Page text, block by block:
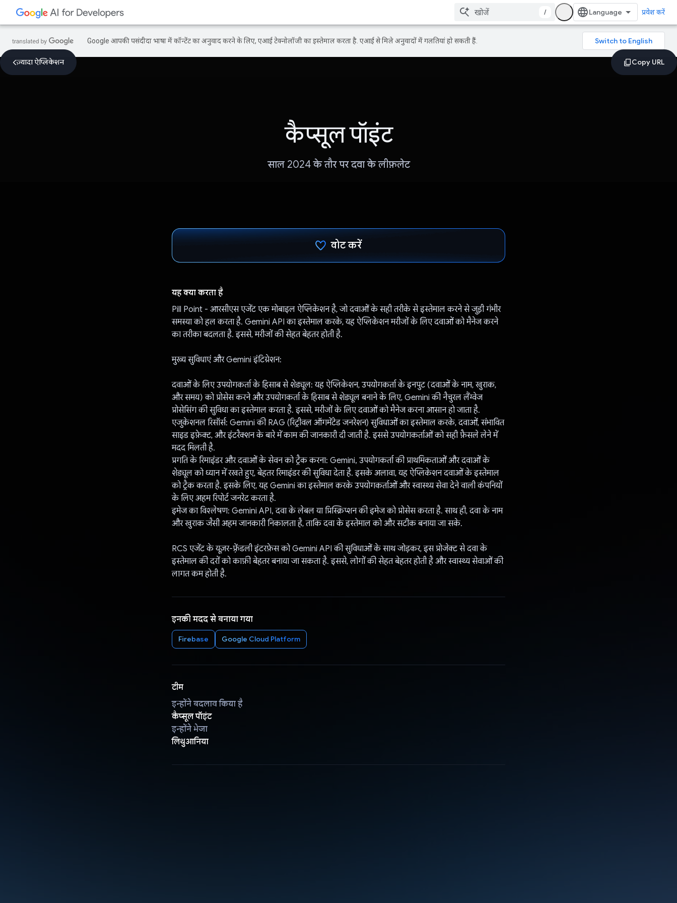
/ प्रवेश करें
Google आपकी पसंदीदा भाषा में कॉन्टेंट का अनुवाद करने के लिए, एआई टेक्नोलॉजी का इस्तेमाल करता है. एआई से मिले अनुवादों में गलतियां हो सकती हैं.
ज़्यादा ऐप्लिकेशन
कैप्सूल पॉइंट
साल 2024 के तौर पर दवा के लीफ़लेट
वोट करें
यह क्या करता है
Pill Point - आरसीएस एजेंट एक मोबाइल ऐप्लिकेशन है, जो दवाओं के सही तरीके से इस्तेमाल करने से जुड़ी गंभीर
समस्या को हल करता है. Gemini API का इस्तेमाल करके, यह ऐप्लिकेशन मरीजों के लिए दवाओं को मैनेज करने
का तरीका बदलता है. इससे, मरीजों की सेहत बेहतर होती है.
मुख्य सुविधाएं और Gemini इंटिग्रेशन:
दवाओं के लिए उपयोगकर्ता के हिसाब से शेड्यूल: यह ऐप्लिकेशन, उपयोगकर्ता के इनपुट (दवाओं के नाम, खुराक,
और समय) को प्रोसेस करने और उपयोगकर्ता के हिसाब से शेड्यूल बनाने के लिए, Gemini की नैचुरल लैंग्वेज
प्रोसेसिंग की सुविधा का इस्तेमाल करता है. इससे, मरीजों के लिए दवाओं को मैनेज करना आसान हो जाता है.
एजुकेशनल रिसॉर्स: Gemini की RAG (रिट्रीवल ऑगमेंटेड जनरेशन) सुविधाओं का इस्तेमाल करके, दवाओं, संभावित
साइड इफ़ेक्ट, और इंटरैक्शन के बारे में काम की जानकारी दी जाती है. इससे उपयोगकर्ताओं को सही फ़ैसले लेने में
मदद मिलती है.
प्रगति के रिमाइंडर और दवाओं के सेवन को ट्रैक करना: Gemini, उपयोगकर्ता की प्राथमिकताओं और दवाओं के
शेड्यूल को ध्यान में रखते हुए, बेहतर रिमाइंडर की सुविधा देता है. इसके अलावा, यह ऐप्लिकेशन दवाओं के इस्तेमाल
को ट्रैक करता है. इसके लिए, यह Gemini का इस्तेमाल करके उपयोगकर्ताओं और स्वास्थ्य सेवा देने वाली कंपनियों
के लिए अहम रिपोर्ट जनरेट करता है.
इमेज का विश्लेषण: Gemini API, दवा के लेबल या प्रिस्क्रिप्शन की इमेज को प्रोसेस करता है. साथ ही, दवा के नाम
और खुराक जैसी अहम जानकारी निकालता है, ताकि दवा के इस्तेमाल को और सटीक बनाया जा सके.
RCS एजेंट के यूज़र-फ़्रेंडली इंटरफ़ेस को Gemini API की सुविधाओं के साथ जोड़कर, इस प्रोजेक्ट से दवा के
इस्तेमाल की दरों को काफ़ी बेहतर बनाया जा सकता है. इससे, लोगों की सेहत बेहतर होती है और स्वास्थ्य सेवाओं की
लागत कम होती है.
इनकी मदद से बनाया गया
Firebase Google Cloud Platform
टीम
इन्होंने बदलाव किया है
कैप्सूल पॉइंट
इन्होंने भेजा
लिथुआनिया